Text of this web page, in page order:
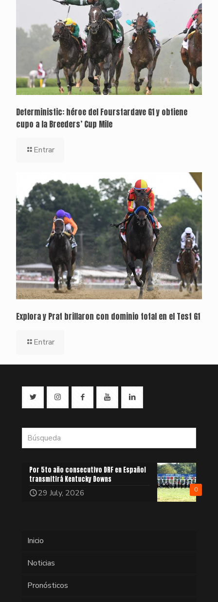
Deterministic: héroe del Fourstardave G1 y obtiene
cupo a la Breeders’ Cup Mile
Entrar
Explora y Prat brillaron con dominio total en el Test G1
Entrar
0
Por 5to año consecutivo DRF en Español
transmitirá Kentucky Downs
29 July, 2026
Inicio
Noticias
Pronósticos